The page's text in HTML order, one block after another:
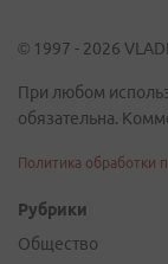
© 1997 - 2026
При любом
обязательна.
Политика обработки
Рубрики
Общество